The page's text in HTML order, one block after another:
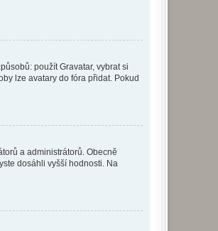
použít Gravatar, vybrat si
lze avatary do fóra přidat. Pokud
a administrátorů. Obecně
dosáhli vyšší hodnosti. Na